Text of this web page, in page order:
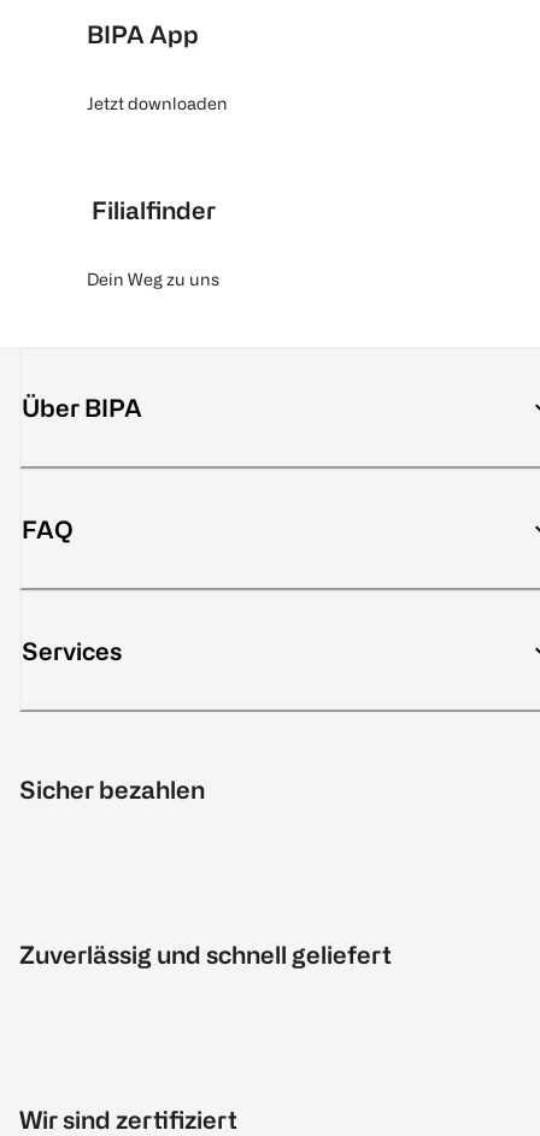
BIPA App
Jetzt downloaden
Filialfinder
Dein Weg zu uns
Über BIPA
FAQ
Services
Sicher bezahlen
Zuverlässig und schnell geliefert
Wir sind zertifiziert